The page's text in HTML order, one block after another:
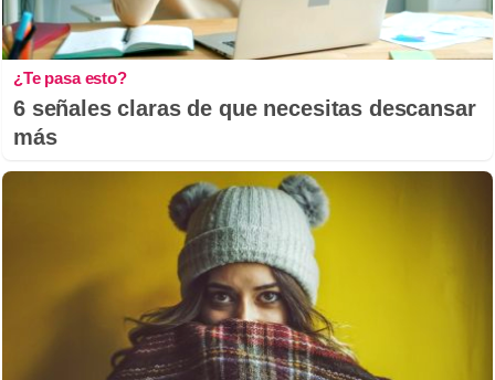
¿Te pasa esto?
6 señales claras de que necesitas descansar
más